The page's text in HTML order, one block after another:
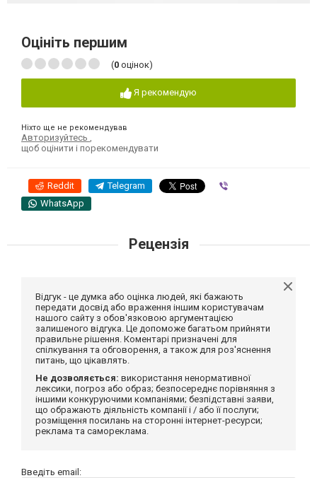
Оцініть першим
(0 оцінок)
Я рекомендую
Ніхто ще не рекомендував
Авторизуйтесь
щоб оцінити і порекомендувати
Reddit Telegram
WhatsApp
Рецензія
Відгук - це думка або оцінка людей, які бажають
передати досвід або враження іншим користувачам
нашого сайту з обов'язковою аргументацією
залишеного відгука. Це допоможе багатьом прийняти
правильне рішення. Коментарі призначені для
спілкування та обговорення, а також для роз'яснення
питань, що цікавлять.
Не дозволяється: використання ненормативної
лексики, погроз або образ; безпосереднє порівняння з
іншими конкуруючими компаніями; безпідставні заяви,
що ображають діяльність компанії і / або її послуги;
розміщення посилань на сторонні інтернет-ресурси;
реклама та самореклама.
Введіть email: